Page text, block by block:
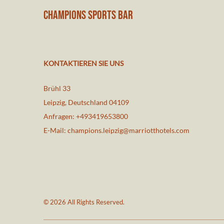
CHAMPIONS SPORTS BAR
KONTAKTIEREN SIE UNS
Brühl 33
Leipzig, Deutschland 04109
Anfragen: +493419653800
E-Mail: champions.leipzig@marriotthotels.com
© 2026 All Rights Reserved.